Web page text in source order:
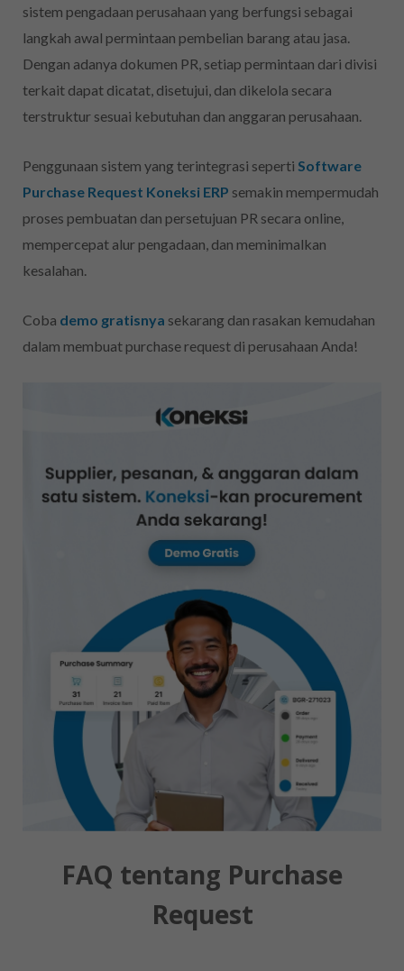
sistem pengadaan perusahaan yang berfungsi sebagai
langkah awal permintaan pembelian barang atau jasa.
Dengan adanya dokumen PR, setiap permintaan dari divisi
terkait dapat dicatat, disetujui, dan dikelola secara
terstruktur sesuai kebutuhan dan anggaran perusahaan.
Penggunaan sistem yang terintegrasi seperti Software
Purchase Request Koneksi ERP semakin mempermudah
proses pembuatan dan persetujuan PR secara online,
mempercepat alur pengadaan, dan meminimalkan
kesalahan.
Coba demo gratisnya sekarang dan rasakan kemudahan
dalam membuat purchase request di perusahaan Anda!
FAQ tentang Purchase
Request